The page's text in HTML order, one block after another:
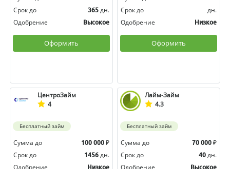
Срок до
365 дн.
Одобрение
Высокое
Оформить
Срок до
дн.
Одобрение
Низкое
Оформить
ЦентроЗайм
4
Бесплатный займ
Сумма до 100 000 ₽
Срок до
1456 дн.
Низкое
Лайм-Займ
4.3
Бесплатный займ
Сумма до 70 000 ₽
Срок до
40 дн.
Высокое